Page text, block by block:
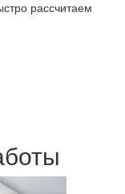
рассчитаем